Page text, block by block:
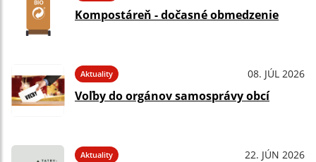
Kompostáreň - dočasné obmedzenie
Aktuality 08. JÚL 2026
Voľby do orgánov samosprávy obcí
Aktuality 22. JÚN 2026